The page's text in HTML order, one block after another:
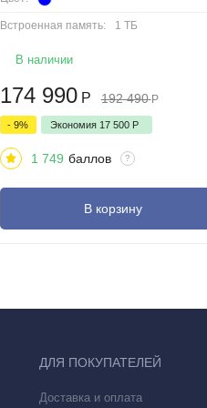
Встроенная память: 1 ТБ
В наличии
174 990 Р 192 490 Р
- 9% Экономия 17 500 Р
1 749 баллов ?
В корзину
ДЛЯ ПОКУПАТЕЛЕЙ
Доставка и оплата